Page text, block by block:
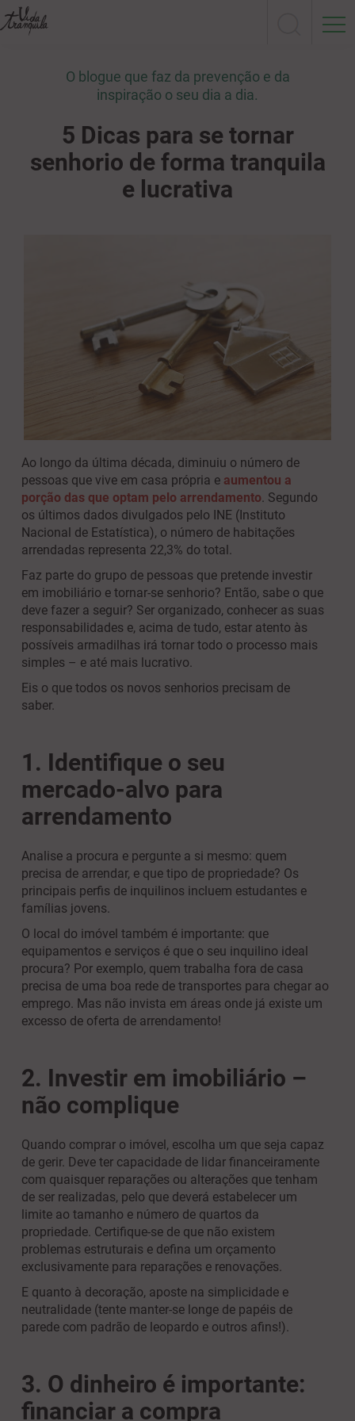
O blogue que faz da prevenção e da
inspiração o seu dia a dia.
5 Dicas para se tornar
senhorio de forma tranquila
e lucrativa
Ao longo da última década, diminuiu o número de
pessoas que vive em casa própria e aumentou a
porção das que optam pelo arrendamento. Segundo
os últimos dados divulgados pelo INE (Instituto
Nacional de Estatística), o número de habitações
arrendadas representa 22,3% do total.
Faz parte do grupo de pessoas que pretende investir
em imobiliário e tornar-se senhorio? Então, sabe o que
deve fazer a seguir? Ser organizado, conhecer as suas
responsabilidades e, acima de tudo, estar atento às
possíveis armadilhas irá tornar todo o processo mais
simples – e até mais lucrativo.
Eis o que todos os novos senhorios precisam de
saber.
1. Identifique o seu
mercado-alvo para
arrendamento
Analise a procura e pergunte a si mesmo: quem
precisa de arrendar, e que tipo de propriedade? Os
principais perfis de inquilinos incluem estudantes e
famílias jovens.
O local do imóvel também é importante: que
equipamentos e serviços é que o seu inquilino ideal
procura? Por exemplo, quem trabalha fora de casa
precisa de uma boa rede de transportes para chegar ao
emprego. Mas não invista em áreas onde já existe um
excesso de oferta de arrendamento!
2. Investir em imobiliário –
não complique
Quando comprar o imóvel, escolha um que seja capaz
de gerir. Deve ter capacidade de lidar financeiramente
com quaisquer reparações ou alterações que tenham
de ser realizadas, pelo que deverá estabelecer um
limite ao tamanho e número de quartos da
propriedade. Certifique-se de que não existem
problemas estruturais e defina um orçamento
exclusivamente para reparações e renovações.
E quanto à decoração, aposte na simplicidade e
neutralidade (tente manter-se longe de papéis de
parede com padrão de leopardo e outros afins!).
3. O dinheiro é importante:
financiar a compra